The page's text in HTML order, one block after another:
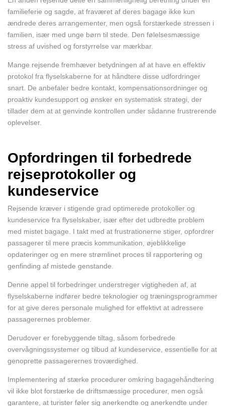
familieferie og sagde, at fraværet af deres bagage ikke kun
ændrede deres arrangementer, men også forstærkede stressen i
familien, især med unge børn til stede. Den følelsesmæssige
stress af uvished og forstyrrelse var mærkbar.
Mange rejsende fremhæver betydningen af at have en effektiv
protokol fra flyselskaberne for at håndtere disse udfordringer
snart. De anbefaler bedre kontakt, kompensationsordninger og
proaktiv kundesupport og ønsker en systematisk strategi, der
tillader dem at at genvinde kontrollen under sådanne frustrerende
oplevelser.
Opfordringen til forbedrede
rejseprotokoller og
kundeservice
Rejsende kræver i stigende grad optimerede protokoller og
kundeservice fra flyselskaber, især efter det udbredte problem
med mistet bagage. I takt med at frustrationerne stiger, opfordrer
passagerer til mere præcis kommunikation, øjeblikkelige
opdateringer og en mere strømlinet proces til rapportering og
genfinding af mistede genstande.
Denne appel til forbedringer understreger vigtigheden af, at
flyselskaberne indfører bedre teknologier og træningsprogrammer
for at give deres personale mulighed for effektivt at adressere
passagerernes problemer.
Derudover er forebyggende tiltag, såsom forbedrede
overvågningssystemer og tilbud af kundeservice, essentielle for at
genoprette passagerernes troværdighed.
Implementering af stærke procedurer omkring bagagehåndtering
vil ikke blot forstærke de driftsmæssige procedurer, men også
garantere, at turister føler sig anerkendte og anerkendte under